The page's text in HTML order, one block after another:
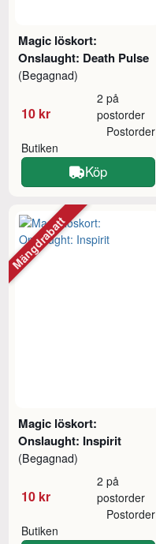
Magic löskort:
Onslaught: Death Pulse
(Begagnad)
10 kr
2 på
postorder
Butiken
Postorder
Köp
Magic löskort:
Onslaught: Inspirit
(Begagnad)
10 kr
2 på
postorder
Butiken
Postorder
Mängdrabatt